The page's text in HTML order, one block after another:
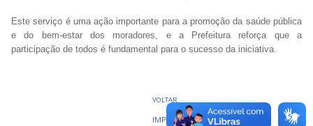
Este serviço é uma ação importante para a promoção da saúde pública
e do bem-estar dos moradores, e a Prefeitura reforça que a
participação de todos é fundamental para o sucesso da iniciativa.
VOLTAR
IMPRIMIR